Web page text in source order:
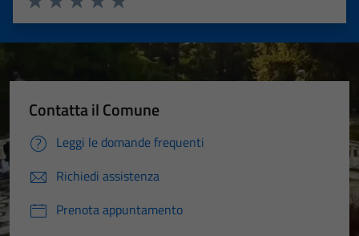
Valuta 5 stelle su 5
Valuta 4 stelle su 5
Valuta 3 stelle su 5
Valuta 2 stelle su 5
Valuta 1 stelle su 5
Contatta il Comune
Leggi le domande frequenti
Richiedi assistenza
Prenota appuntamento